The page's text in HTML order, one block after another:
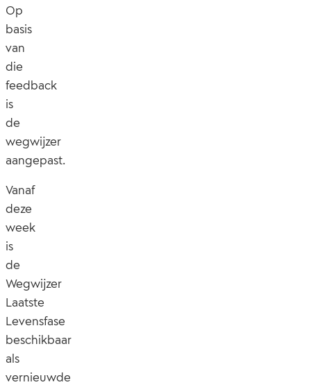
Op
basis
van
die
feedback
is
de
wegwijzer
aangepast.
Vanaf
deze
week
is
de
Wegwijzer
Laatste
Levensfase
beschikbaar
als
vernieuwde